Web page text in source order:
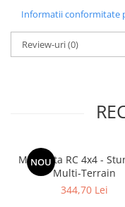
Informatii conformitate
Review-uri(0)
NOU
Masinuta RC 4x4 -
Multi-Terrain
344,70 Lei